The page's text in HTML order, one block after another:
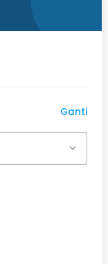
Ganti